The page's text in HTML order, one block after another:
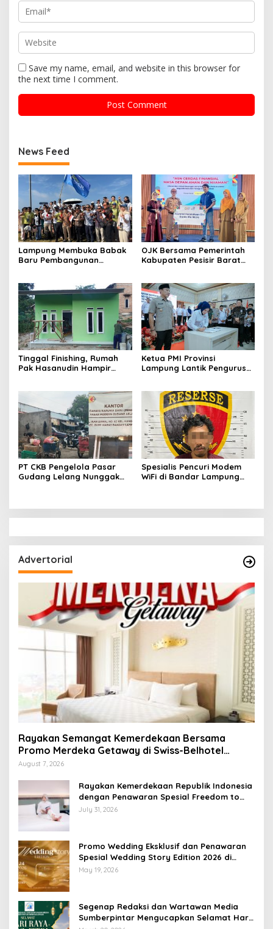
Save my name, email, and website in this browser for
the next time I comment.
News Feed
Lampung Membuka Babak
Baru Pembangunan
Lampung-1 Berbasis AI
OJK Bersama Pemerintah
Kabupaten Pesisir Barat
Asuransi Jiwa
Tinggal Finishing, Rumah
Pak Hasanudin Hampir
Membangun Desa
Ketua PMI Provinsi
Lampung Lantik Pengurus
Pengabdian Kemanusiaan
PT CKB Pengelola Pasar
Gudang Lelang Nunggak
Spesialis Pencuri Modem
WiFi di Bandar Lampung
Advertorial
Rayakan Semangat Kemerdekaan Bersama
Promo Merdeka Getaway di Swiss-Belhotel
Lampung
August 7, 2026
Rayakan Kemerdekaan Republik Indonesia
dengan Penawaran Spesial Freedom to
Relax di Holiday Inn Lampung Bukit Randu
July 31, 2026
Promo Wedding Eksklusif dan Penawaran
Spesial Wedding Story Edition 2026 di
Swiss-Belhotel Lampung
May 19, 2026
Segenap Redaksi dan Wartawan Media
Sumberpintar Mengucapkan Selamat Hari